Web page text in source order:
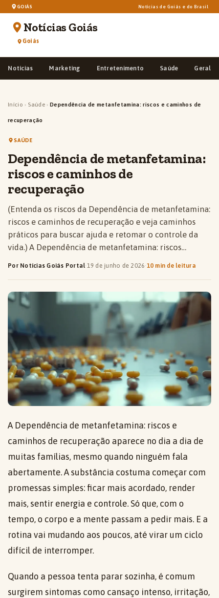
GOIÁS Notícias de Goiás e do Brasil
Notícias Goiás
Goiás
Notícias Marketing Entretenimento Saúde Geral
Início › Saúde › Dependência de metanfetamina: riscos e caminhos de
recuperação
SAÚDE
Dependência de metanfetamina:
riscos e caminhos de
recuperação
(Entenda os riscos da Dependência de metanfetamina:
riscos e caminhos de recuperação e veja caminhos
práticos para buscar ajuda e retomar o controle da
vida.) A Dependência de metanfetamina: riscos…
Por Notícias Goiás Portal·19 de junho de 2026·10 min de leitura
A Dependência de metanfetamina: riscos e
caminhos de recuperação aparece no dia a dia de
muitas famílias, mesmo quando ninguém fala
abertamente. A substância costuma começar com
promessas simples: ficar mais acordado, render
mais, sentir energia e controle. Só que, com o
tempo, o corpo e a mente passam a pedir mais. E a
rotina vai mudando aos poucos, até virar um ciclo
difícil de interromper.
Quando a pessoa tenta parar sozinha, é comum
surgirem sintomas como cansaço intenso, irritação,